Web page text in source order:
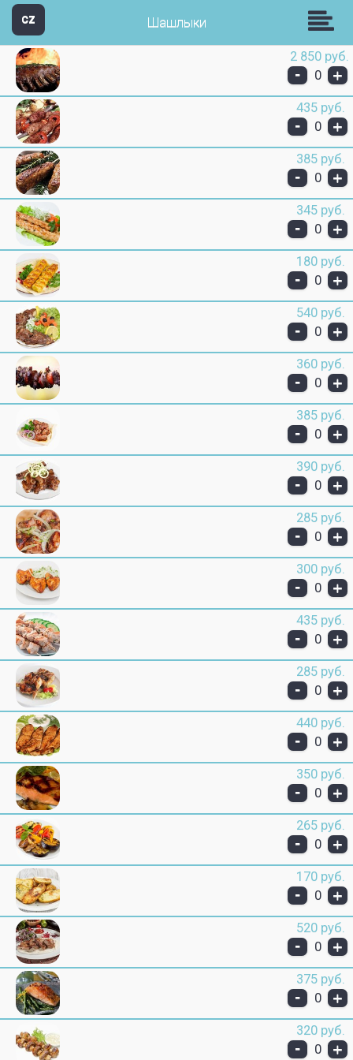
CZ Шашлыки
2 850 руб.
- 0 +
435 руб.
- 0 +
385 руб.
- 0 +
345 руб.
- 0 +
180 руб.
- 0 +
540 руб.
- 0 +
360 руб.
- 0 +
385 руб.
- 0 +
390 руб.
- 0 +
285 руб.
- 0 +
300 руб.
- 0 +
435 руб.
- 0 +
285 руб.
- 0 +
440 руб.
- 0 +
350 руб.
- 0 +
265 руб.
- 0 +
170 руб.
- 0 +
520 руб.
- 0 +
375 руб.
- 0 +
320 руб.
- 0 +